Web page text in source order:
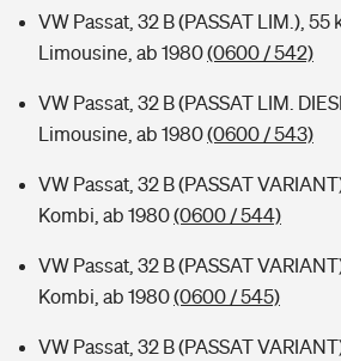
VW Passat, 32 B (PASSAT LIM.), 55
Limousine, ab 1980(0600 / 542)
VW Passat, 32 B (PASSAT LIM.
Limousine, ab 1980(0600 / 543)
VW Passat, 32 B (PASSAT
Kombi, ab 1980(0600 / 544)
VW Passat, 32 B (PASSAT
Kombi, ab 1980(0600 / 545)
VW Passat, 32 B (PASSAT